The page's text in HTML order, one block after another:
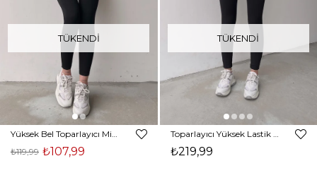
TÜKENDI
₺107,99
₺119,99
TÜKENDI
₺219,99